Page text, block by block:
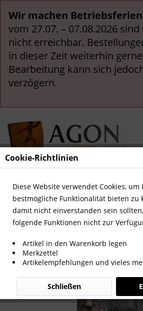
Wir machen
vom 27.07. – 07.08.2026
nicht erreichbar.
in dieser Zeit weiterhin
Bearbeitung kann sich
verzögern.
Menü
Übersicht Deutsche
Cookie-Richtlinien
Diese Website verwendet Cookies,
bestmögliche Funktionalität bieten zu
damit nicht einverstanden sein
folgende Funktionen nicht zur
Artikel in den Warenkorb legen
Merkzettel
Artikelempfehlungen und vieles
Schließen